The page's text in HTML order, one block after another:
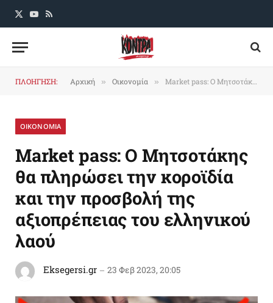
X
YouTube
RSS
ΠΛΟΗΓΗΣΗ: Αρχική » Οικονομία » Market pass: O Mητσοτάκης θα πληρώσει την κοροϊδία και την προσβολή της αξιοπρέπειας του ελληνικού λαού
ΟΙΚΟΝΟΜΙΑ
Market pass: O Mητσοτάκης
θα πληρώσει την κοροϊδία
και την προσβολή της
αξιοπρέπειας του ελληνικού
λαού
Eksegersi.gr 23 Φεβ 2023, 20:05